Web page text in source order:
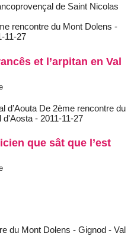
de Saint Nicolas
rencontre du Mont Dolens -
11-27
et l’arpitan en Val
d’Aouta De 2ème rencontre du
- 2011-11-27
que sât que l’est
du Mont Dolens - Gignod - Val